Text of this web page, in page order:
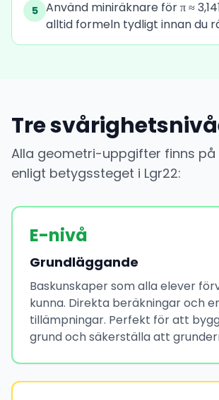
5 Använd miniräknare för π ≈
alltid formeln tydligt innan du
Tre
Alla geometri-uppgifter finns på
enligt betygssteget i Lgr22:
E-nivå
Grundläggande
Baskunskaper som alla elever
kunna. Direkta beräkningar och
tillämpningar. Perfekt för att
grund och säkerställa att